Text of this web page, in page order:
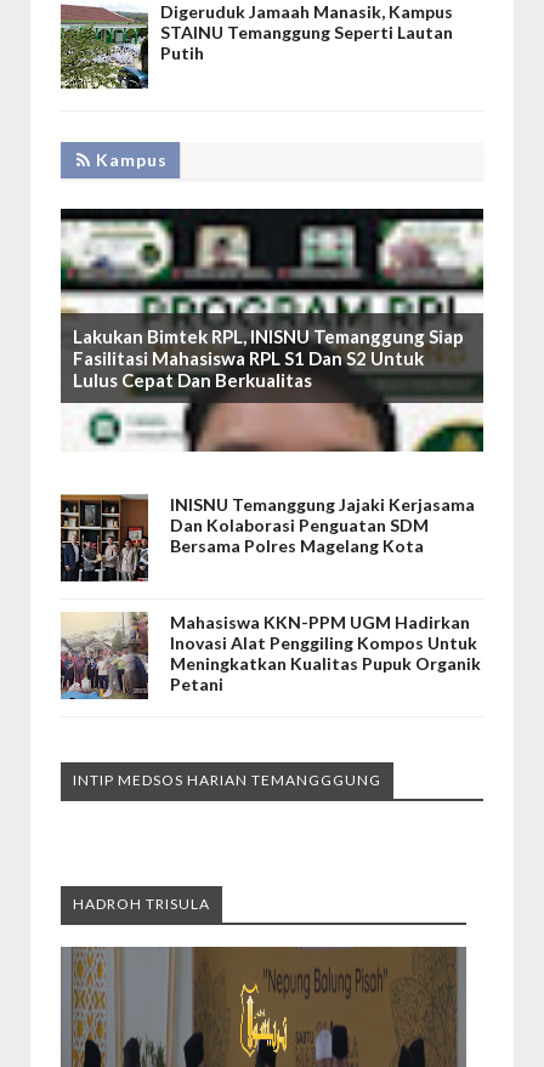
Digeruduk Jamaah Manasik, Kampus
STAINU Temanggung Seperti Lautan
Putih
Kampus
Lakukan Bimtek RPL, INISNU Temanggung Siap
Fasilitasi Mahasiswa RPL S1 Dan S2 Untuk
Lulus Cepat Dan Berkualitas
INISNU Temanggung Jajaki Kerjasama
Dan Kolaborasi Penguatan SDM
Bersama Polres Magelang Kota
Mahasiswa KKN-PPM UGM Hadirkan
Inovasi Alat Penggiling Kompos Untuk
Meningkatkan Kualitas Pupuk Organik
Petani
INTIP MEDSOS HARIAN TEMANGGGUNG
HADROH TRISULA